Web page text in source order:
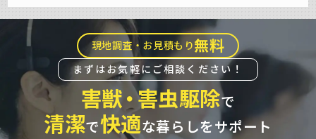
現地調査・お見積もり無料
まずはお気軽にご相談ください！
害獣・害虫駆除で
清潔で快適な暮らしをサポート